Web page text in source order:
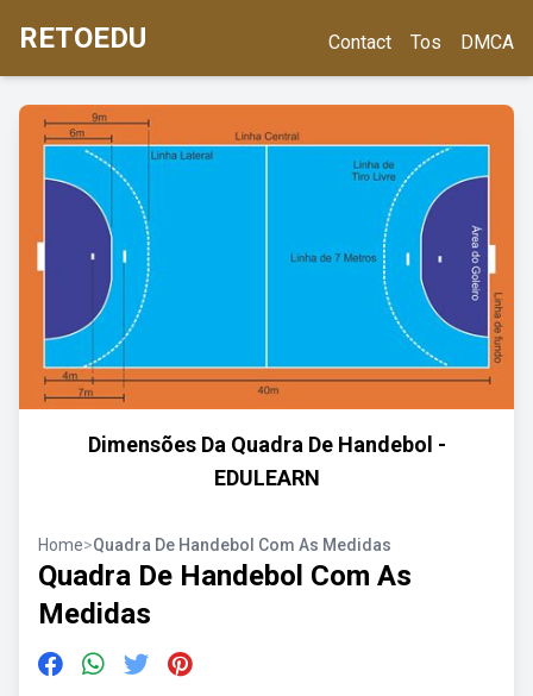
RETOEDU Contact Tos DMCA
Dimensões Da Quadra De Handebol -
EDULEARN
Home>Quadra De Handebol Com As Medidas
Quadra De Handebol Com As
Medidas